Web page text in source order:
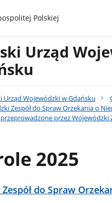
Polskiej
Urząd
Urząd Wojewódzki w Gdańsku
Zespół do Spraw Orzekania o
przez Wojewódzki
2025
do Spraw